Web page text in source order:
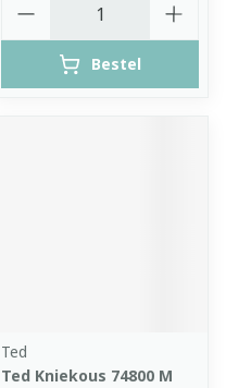
Bestel
Ted
Ted Kniekous 74800 M